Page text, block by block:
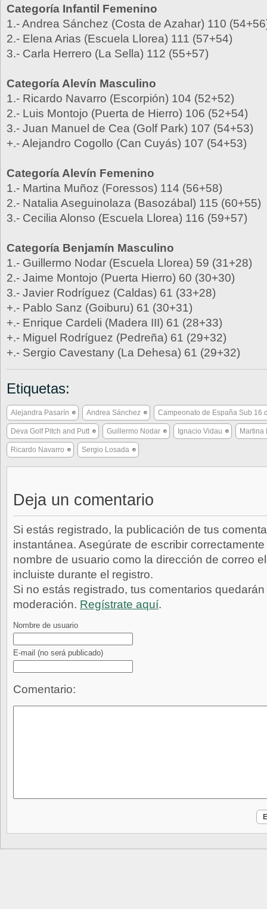
Categoría Infantil Femenino
1.- Andrea Sánchez (Costa de Azahar) 110
2.- Elena Arias (Escuela Llorea) 111 (57+54)
3.- Carla Herrero (La Sella) 112 (55+57)
Categoría Alevín Masculino
1.- Ricardo Navarro (Escorpión) 104 (52+52)
2.- Luis Montojo (Puerta de Hierro) 106 (52+54)
3.- Juan Manuel de Cea (Golf Park) 107 (54+53)
+.- Alejandro Cogollo (Can Cuyás) 107 (54+53)
Categoría Alevín Femenino
1.- Martina Muñoz (Foressos) 114 (56+58)
2.- Natalia Aseguinolaza (Basozábal) 115 (60+55)
3.- Cecilia Alonso (Escuela Llorea) 116 (59+57)
Categoría Benjamín Masculino
1.- Guillermo Nodar (Escuela Llorea) 59 (31+28)
2.- Jaime Montojo (Puerta Hierro) 60 (30+30)
3.- Javier Rodríguez (Caldas) 61 (33+28)
+.- Pablo Sanz (Goiburu) 61 (30+31)
+.- Enrique Cardeli (Madera III) 61 (28+33)
+.- Miguel Rodríguez (Pedreña) 61 (29+32)
+.- Sergio Cavestany (La Dehesa) 61 (29+32)
Etiquetas:
Alejandra Pasarín Andrea Sánchez Campeonato de España Sub 16
Deva Golf Pitch and Putt Guillermo Nodar Ignacio Vidau Martina
Ricardo Navarro Sergio Losada
Deja un comentario
Si estás registrado, la publicación de tus
instantánea. Asegúrate de escribir
nombre de usuario como la dirección de correo
incluiste durante el registro.
Si no estás registrado, tus comentarios
moderación. Regístrate aquí.
Nombre de usuario
E-mail (no será publicado)
Comentario: